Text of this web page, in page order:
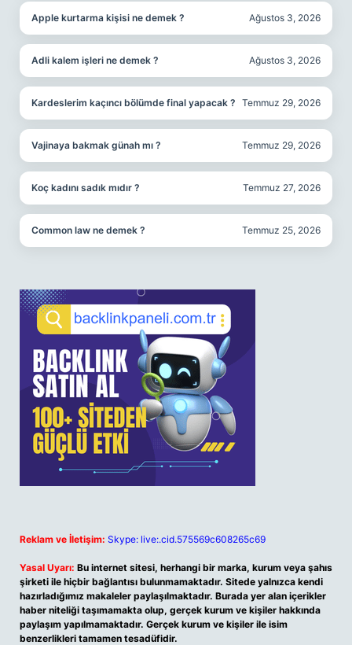
Apple kurtarma kişisi ne demek ? Ağustos 3, 2026
Adli kalem işleri ne demek ? Ağustos 3, 2026
Kardeslerim kaçıncı bölümde final yapacak ? Temmuz 29, 2026
Vajinaya bakmak günah mı ? Temmuz 29, 2026
Koç kadını sadık mıdır ? Temmuz 27, 2026
Common law ne demek ? Temmuz 25, 2026
Reklam ve İletişim: Skype: live:.cid.575569c608265c69
Yasal Uyarı: Bu internet sitesi, herhangi bir marka, kurum veya şahıs
şirketi ile hiçbir bağlantısı bulunmamaktadır. Sitede yalnızca kendi
hazırladığımız makaleler paylaşılmaktadır. Burada yer alan içerikler
haber niteliği taşımamakta olup, gerçek kurum ve kişiler hakkında
paylaşım yapılmamaktadır. Gerçek kurum ve kişiler ile isim
benzerlikleri tamamen tesadüfidir.